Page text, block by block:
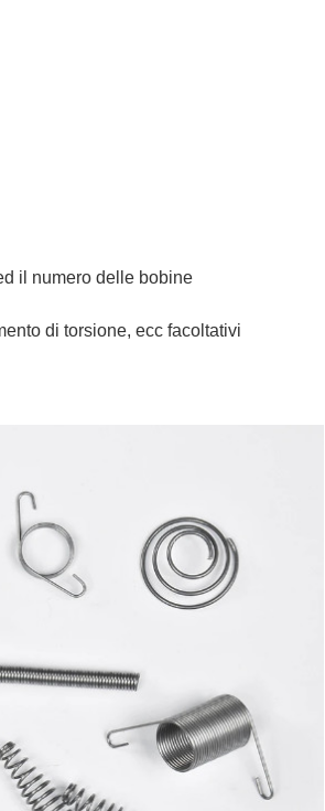
il numero delle bobine
di torsione, ecc facoltativi